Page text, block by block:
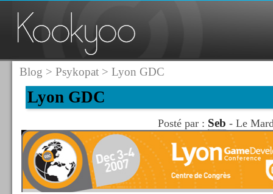
Blog > Psykopat> Lyon GDC
Lyon GDC
Posté par : Seb - Le